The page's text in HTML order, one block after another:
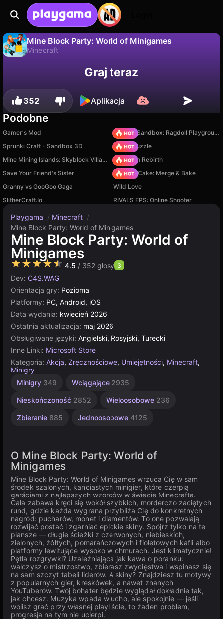
Mine Block Party: World of Minigames
Minecraft
Zapisz postępy! Nie
Graj teraz
352 Aplikacja
Podobne
Gamer's Mod
Sprunki Sandbox: Ragdoll Playground Mode
Sprunki Craft - Sandbox 3D
Arrow Puzzle
Mine Mining Islands: Skyblock Village!
Stickman Rebirth
Save Your Friend's Sister
Piece of Cake: Merge & Bake
Granny vs GooGoo Gaga
Wild Love
SlitherCraft.Io
RIVALS FPS: Online Shooter
Playgama / Minecraft /
Mine Block Party: World of Minigames
Mine Block Party: World of
Minigames
★★★★★ 4.5 / 352 głosy 3
Dev: C4S.WAG
Orientacja gry: Pozioma
Platformy: PC, Android, iOS
Data wydania: kwiecień 2026
Ostatnia aktualizacja: maj 2026
Obsługiwane języki: Angielski, Rosyjski, Turecki
Inne Linki: Microsoft Store
Kategoria: Akcja, Zręcznościowe, Umiejętności, Minecraft,
Minigry
Minigry 349 Wciągające 2935
Nieskończoność 2852 Wieloosobowe 236
Zbieranie 885 Jednoosobowe 4125
O Mine Block Party: World of
Minigames
Mine Block Party: World of Minigames wrzuca Cię w sam
środek szalonych, kanciastych minigier, które czerpią
garściami z najlepszych wzorców w świecie Minecrafta.
Cała zabawa kręci się wokół szybkich, morderczo zaciętych
rund, gdzie każda wygrana przybliża Cię do konkretnych
nagród: pucharów, monet i diamentów. To one pozwalają
rozwijać postać i zgarniać epickie skiny. Spójrz tylko na te
plansze — długie ścieżki z czerwonych, niebieskich,
zielonych, żółtych, pomarańczowych i fioletowych kafli albo
platformy lewitujące wysoko w chmurach. Jest klimatycznie!
Pętla rozgrywki? Uzależniająca jak kawa o poranku:
walczysz o mistrzostwo, zbierasz zwycięstwa i wspinasz się
na sam szczyt tabeli liderów. A skiny? Znajdziesz tu motywy
z popularnych gier, kreskówek, a nawet znanych
YouTuberów. Twój bohater będzie wyglądał dokładnie tak,
jak chcesz. Muzyka wpada w ucho, ale spokojnie — jeśli
wolisz grać przy własnej playliście, to żaden problem,
progresja na tym nie ucierpi.